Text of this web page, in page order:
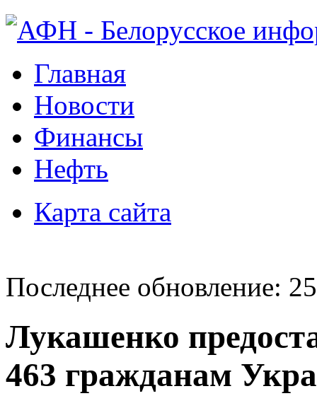
Главная
Новости
Финансы
Нефть
Карта сайта
Последнее обновление:
Лукашенко
463 гражданам